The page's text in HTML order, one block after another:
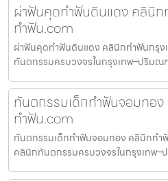
ผ่าฟันคุดทำฟันดินแดง คลินิก
ทำฟัน.com
ผ่าฟันคุดทำฟันดินแดง คลินิกทำฟันกรุ
ทันตกรรมครบวงจรในกรุงเทพ–ปริมณ
ทันตกรรมเด็กทำฟันจอมทอ
ทำฟัน.com
ทันตกรรมเด็กทำฟันจอมทอง คลินิกทำ
คลินิกทันตกรรมครบวงจรในกรุงเทพ